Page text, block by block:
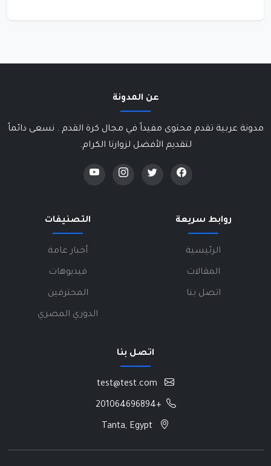
عن المدونة
مدونة عربية تقدم محتوى مفيداً في مجال كرة القدم . نسعى دائماً
لتقديم الأفضل لزوارنا الكرام.
روابط سريعة
الرئيسية
المقالات
اتصل بنا
التصنيفات
أخبار عامة
فيديوهات
المحترفين
الدوري المصري
اتصل بنا
+201064696894